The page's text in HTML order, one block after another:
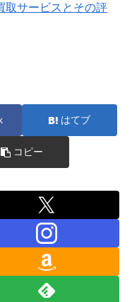
取サービスとその評
はてブ
コピー